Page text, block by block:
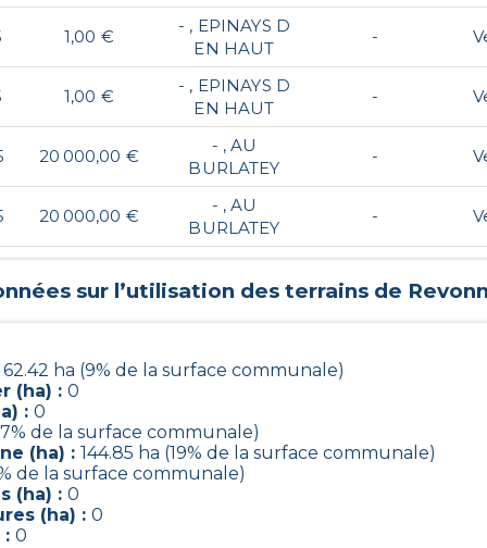
1,00 €
- , EPINAYS D
EN HAUT
-
1,00 €
- , EPINAYS D
EN HAUT
-
20 000,00 €
- , AU
BURLATEY
-
20 000,00 €
- , AU
BURLATEY
-
sur l’utilisation des terrains de
62.42 ha (9% de la surface communale)
(ha) : 0
: 0
de la surface communale)
(ha) : 144.85 ha (19% de la surface communale)
de la surface communale)
(ha) : 0
(ha) : 0
: 0